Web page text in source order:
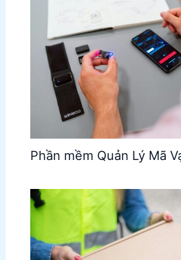
Phần mềm Quản Lý Mã